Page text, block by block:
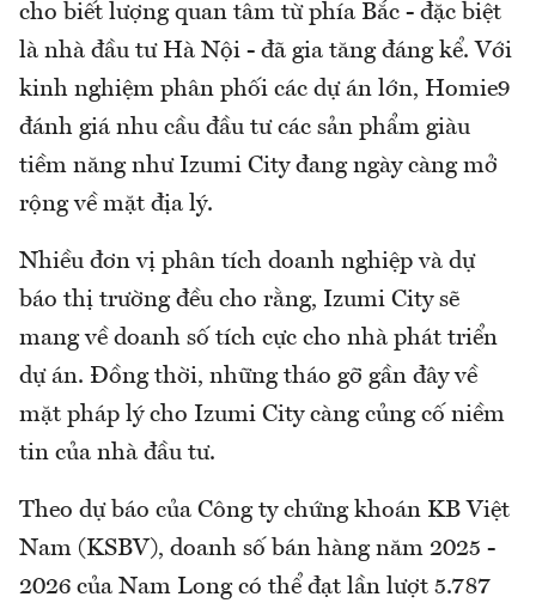
cho biết lượng quan tâm từ phía Bắc - đặc biệt
là nhà đầu tư Hà Nội - đã gia tăng đáng kể. Với
kinh nghiệm phân phối các dự án lớn, Homie9
đánh giá nhu cầu đầu tư các sản phẩm giàu
tiềm năng như Izumi City đang ngày càng mở
rộng về mặt địa lý.
Nhiều đơn vị phân tích doanh nghiệp và dự
báo thị trường đều cho rằng, Izumi City sẽ
mang về doanh số tích cực cho nhà phát triển
dự án. Đồng thời, những tháo gỡ gần đây về
mặt pháp lý cho Izumi City càng củng cố niềm
tin của nhà đầu tư.
Theo dự báo của Công ty chứng khoán KB Việt
Nam (KSBV), doanh số bán hàng năm 2025 -
2026 của Nam Long có thể đạt lần lượt 5.787